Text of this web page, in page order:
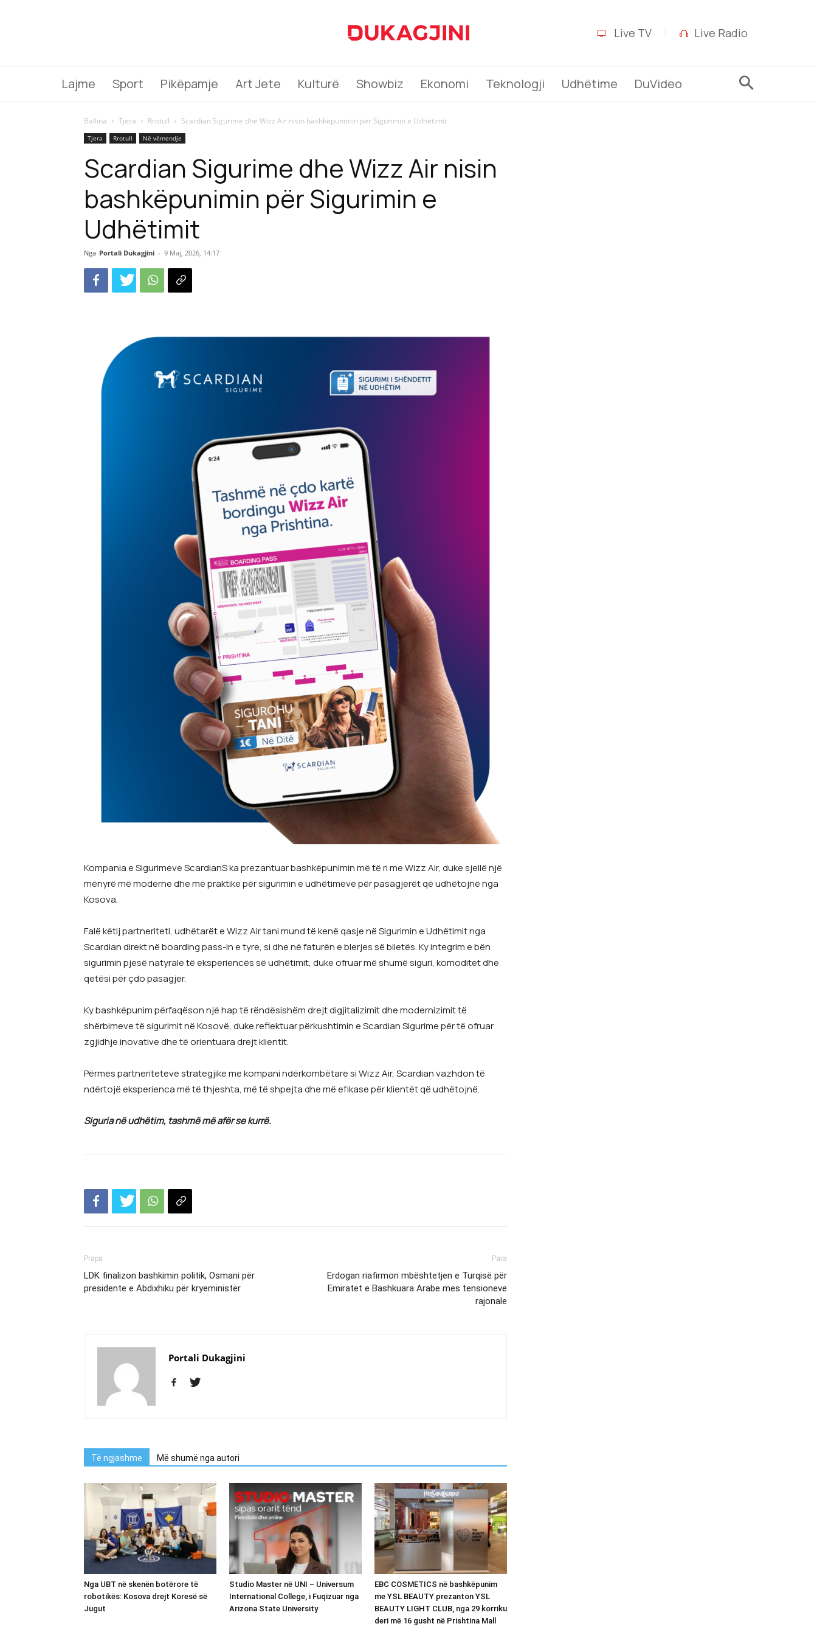
Live TV Live Radio
Lajme Sport Pikëpamje Art Jete Kulturë Showbiz Ekonomi Teknologji Udhëtime DuVideo
Ballina Tjera Rrotull Scardian Sigurime dhe Wizz Air nisin bashkëpunimin për Sigurimin e Udhëtimit
Tjera Rrotull Në vëmendje
Scardian Sigurime dhe Wizz Air nisin
bashkëpunimin për Sigurimin e
Udhëtimit
Nga Portali Dukagjini - 9 Maj, 2026, 14:17
Kompania e Sigurimeve ScardianS ka prezantuar bashkëpunimin më të ri me Wizz Air, duke sjellë një
mënyrë më moderne dhe më praktike për sigurimin e udhëtimeve për pasagjerët që udhëtojnë nga
Kosova.
Falë këtij partneriteti, udhëtarët e Wizz Air tani mund të kenë qasje në Sigurimin e Udhëtimit nga
Scardian direkt në boarding pass-in e tyre, si dhe në faturën e blerjes së biletës. Ky integrim e bën
sigurimin pjesë natyrale të eksperiencës së udhëtimit, duke ofruar më shumë siguri, komoditet dhe
qetësi për çdo pasagjer.
Ky bashkëpunim përfaqëson një hap të rëndësishëm drejt digjitalizimit dhe modernizimit të
shërbimeve të sigurimit në Kosovë, duke reflektuar përkushtimin e Scardian Sigurime për të ofruar
zgjidhje inovative dhe të orientuara drejt klientit.
Përmes partneriteteve strategjike me kompani ndërkombëtare si Wizz Air, Scardian vazhdon të
ndërtojë eksperienca më të thjeshta, më të shpejta dhe më efikase për klientët që udhëtojnë.
Siguria në udhëtim, tashmë më afër se kurrë.
Prapa
LDK finalizon bashkimin politik, Osmani për
presidente e Abdixhiku për kryeministër
Para
Erdogan riafirmon mbështetjen e Turqisë për
Emiratet e Bashkuara Arabe mes tensioneve
rajonale
Portali Dukagjini
Të ngjashme Më shumë nga autori
Nga UBT në skenën botërore të
robotikës: Kosova drejt Koresë së
Jugut
Studio Master në UNI – Universum
International College, i Fuqizuar nga
Arizona State University
EBC COSMETICS në bashkëpunim
me YSL BEAUTY prezanton YSL
BEAUTY LIGHT CLUB, nga 29 korriku
deri më 16 gusht në Prishtina Mall